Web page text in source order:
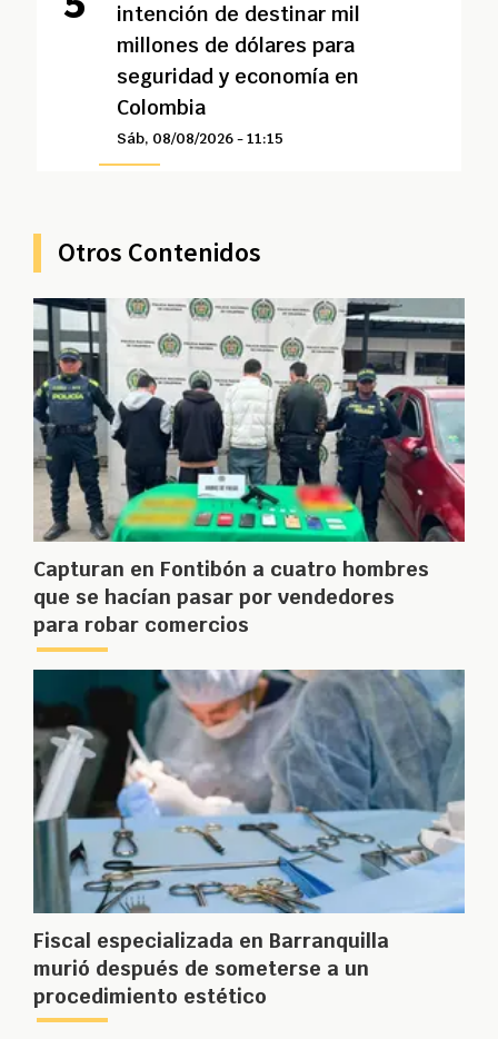
intención de destinar mil
millones de dólares para
seguridad y economía en
Colombia
Sáb, 08/08/2026 - 11:15
Otros Contenidos
Capturan en Fontibón a cuatro hombres
que se hacían pasar por vendedores
para robar comercios
Fiscal especializada en Barranquilla
murió después de someterse a un
procedimiento estético